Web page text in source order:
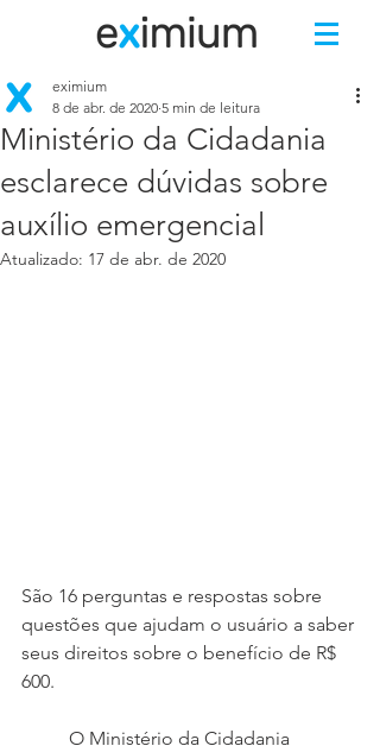
Ministério da Cidadania
esclarece dúvidas sobre
auxílio emergencial
eximium
8 de abr. de 2020 5 min de leitura
Atualizado: 17 de abr. de 2020
São 16 perguntas e respostas sobre
questões que ajudam o usuário a saber
seus direitos sobre o benefício de R$
600.